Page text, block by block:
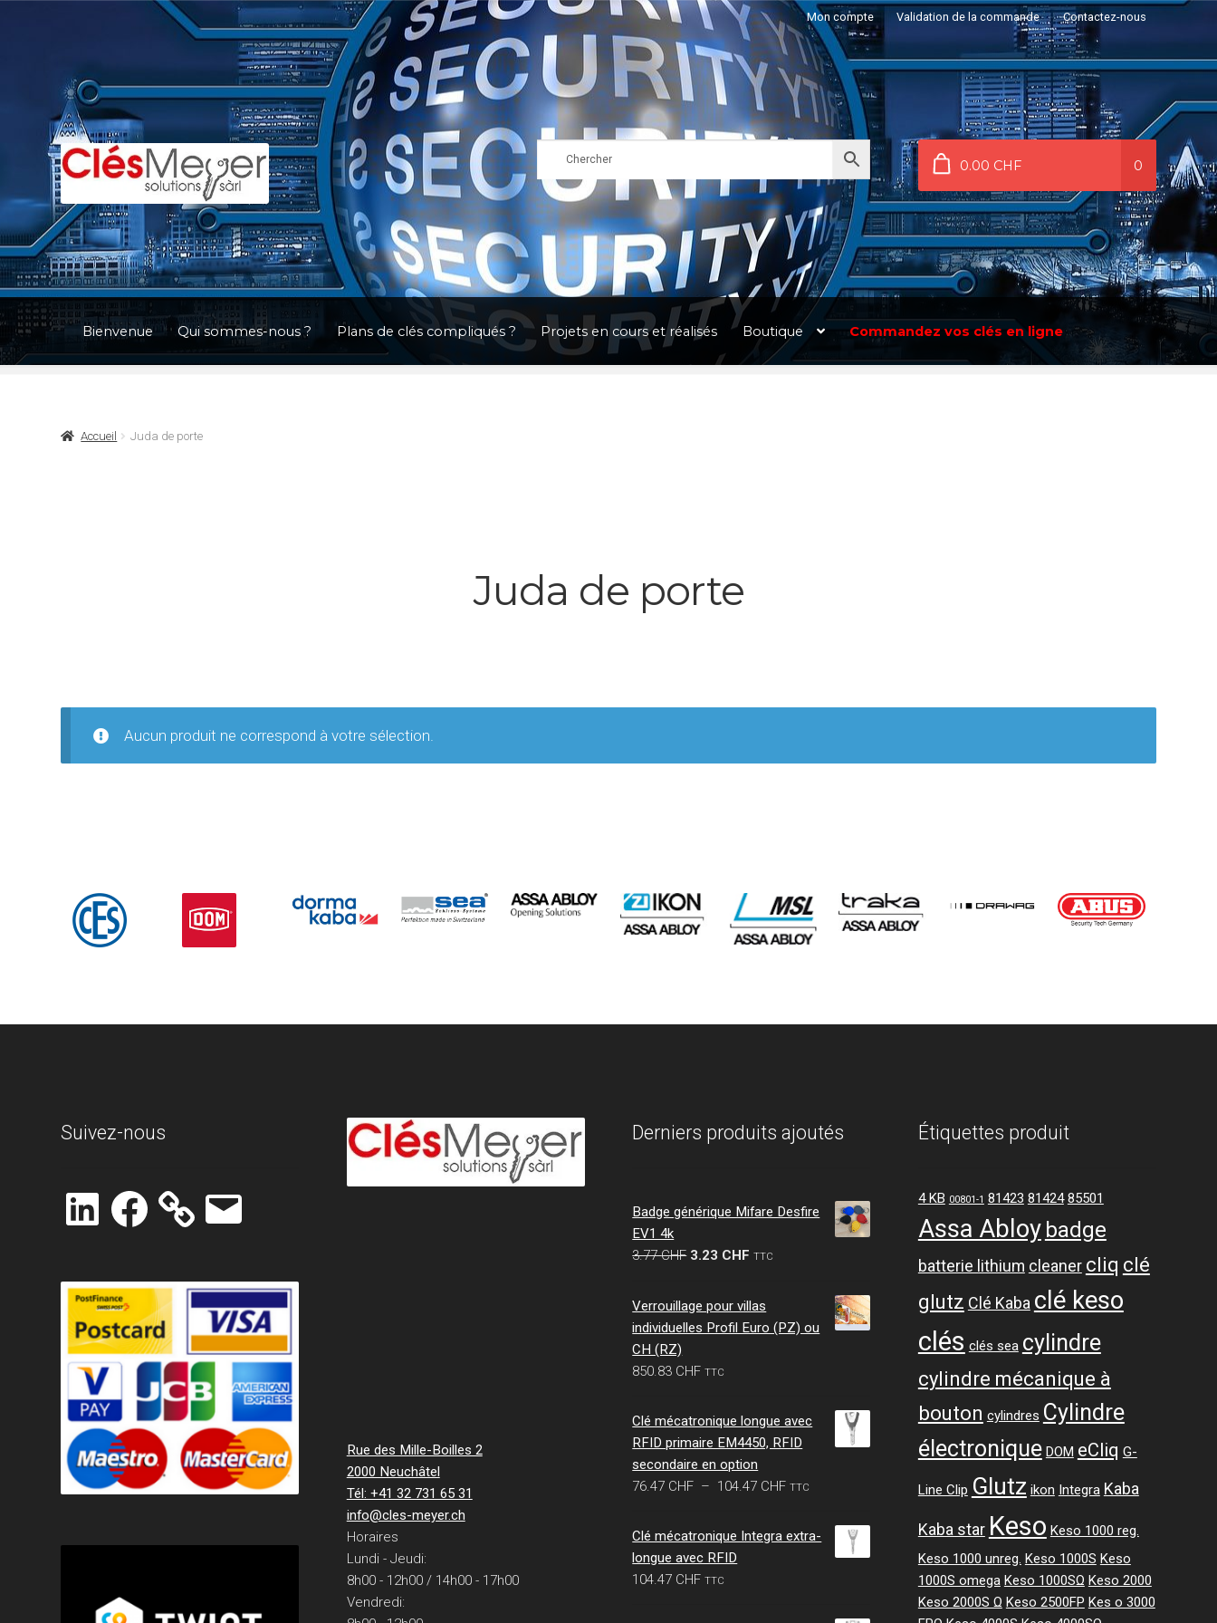
navigation
Mon compte Validation de la commande Contactez-nous
0.00 CHF 0
Bienvenue Qui sommes-nous ? Plans de clés compliqués ? Projets en cours et réalisés Boutique Commandez vos clés en ligne
Accueil Juda de porte
Juda de porte
Aucun produit ne correspond à votre sélection.
Suivez-nous
LinkedIn Facebook
E-
mail
Rue des Mille-Boilles 2
2000 Neuchâtel
Tél: +41 32 731 65 31
info@cles-meyer.ch
Horaires
Lundi - Jeudi:
8h00 - 12h00 / 14h00 - 17h00
Vendredi:
Derniers produits ajoutés
Badge générique Mifare Desfire
EV1 4k
3.77CHF Le
était :
3.23 CHF Le
actuel
est :
TTC
Verrouillage pour villas
individuelles Profil Euro (PZ) ou
CH (RZ)
850.83 CHF TTC
Clé mécatronique longue avec
RFID primaire EM4450, RFID
secondaire en option
76.47 CHF – 104.47 CHFPlage
prix :
TTC
Clé mécatronique Integra extra-
longue avec RFID
104.47 CHF TTC
Étiquettes produit
4 KB 00801-1 81423 81424 85501
Assa Abloy badge
batterie lithium cleaner cliq clé
glutz Clé Kaba clé keso
clés clés sea cylindre
cylindre mécanique à
bouton cylindres Cylindre
électronique DOM eCliq G-
Line Clip Glutz ikon Integra Kaba
Kaba star Keso Keso 1000 reg.
Keso 1000 unreg. Keso 1000S Keso
1000S omega Keso 1000SΩ Keso 2000
Keso 2000S Ω Keso 2500FP Kes o 3000